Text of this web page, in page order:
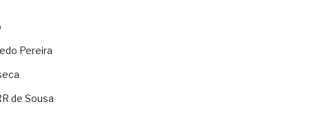
Pereira
de Sousa